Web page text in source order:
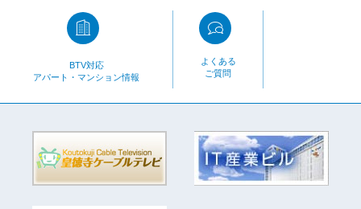
BTV対応
アパート・マンション情報
よくある
ご質問